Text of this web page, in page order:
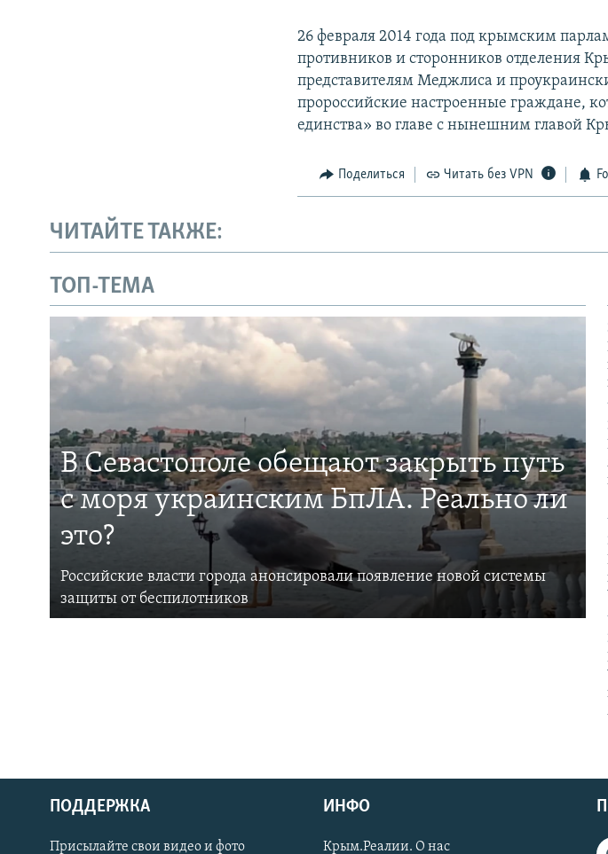
Українською
26 февраля 2014 года под крымским
противников и сторонников отделения
представителям Меджлиса и
пророссийские настроенные граждане,
единства» во главе с нынешним главой
Поделиться Читать без VPN
ЧИТАЙТЕ ТАКЖЕ:
ТОП-ТЕМА
В Севастополе обещают закрыть путь
с моря украинским БпЛА. Реально ли
это?
Российские власти города анонсировали появление новой системы
защиты от беспилотников
ПОДДЕРЖКА
Присылайте свои видео и фото
ИНФО
Крым.Реалии. О нас